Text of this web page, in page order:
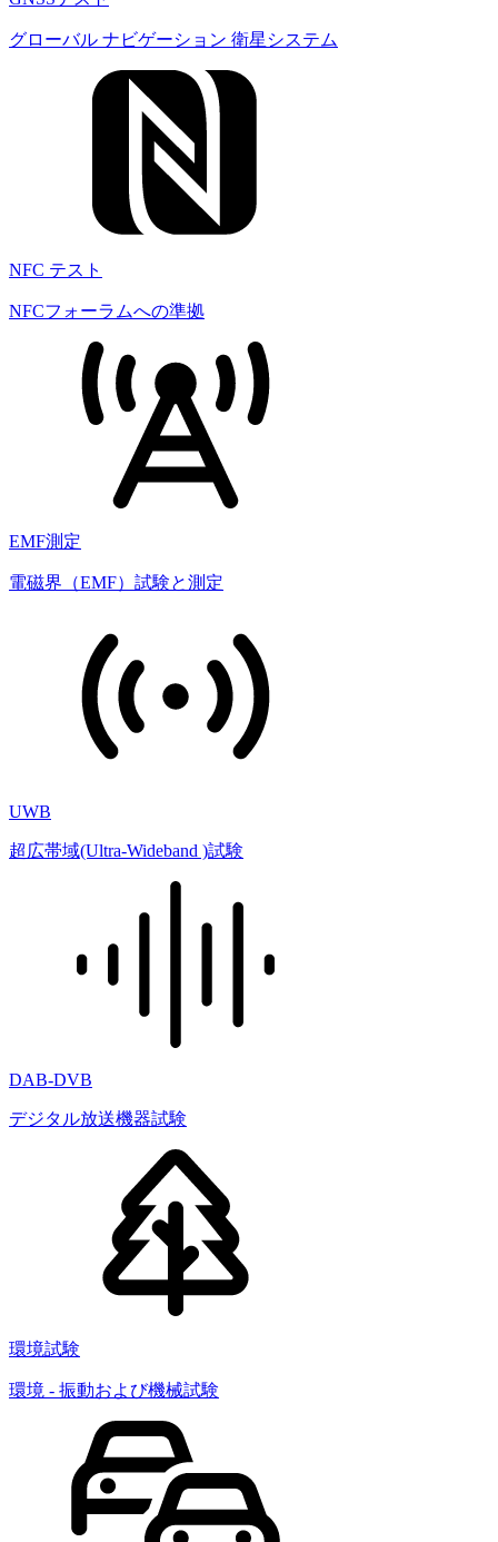
グローバル ナビゲーション 衛星システム
NFC テスト
NFCフォーラムへの準拠
EMF測定
電磁界（EMF）試験と測定
UWB
超広帯域(Ultra-Wideband )試験
DAB-DVB
デジタル放送機器試験
環境試験
環境 - 振動および機械試験